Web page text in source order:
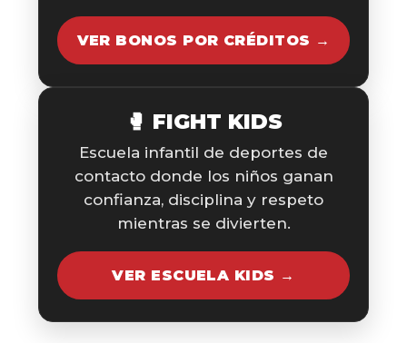
VER BONOS POR CRÉDITOS →
🥊 FIGHT KIDS
Escuela infantil de deportes de
contacto donde los niños ganan
confianza, disciplina y respeto
mientras se divierten.
VER ESCUELA KIDS →